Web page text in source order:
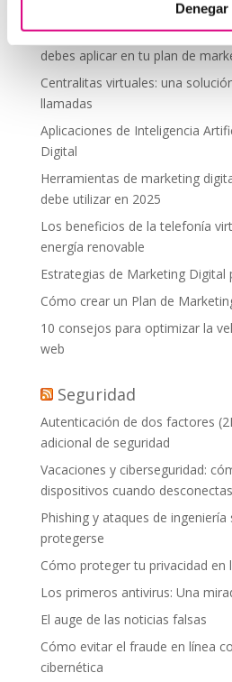
Denegar
Tendencias actuales en
debes aplicar en tu plan de
Centralitas virtuales: una
llamadas
Aplicaciones de Inteligencia
Digital
Herramientas de marketing
debe utilizar en 2025
Los beneficios de la telefonía
energía renovable
Estrategias de Marketing Digital
Cómo crear un Plan de
10 consejos para optimizar la
web
Seguridad
Autenticación de dos factores
adicional de seguridad
Vacaciones y ciberseguridad:
dispositivos cuando desconectas
Phishing y ataques de
protegerse
Cómo proteger tu privacidad en
Los primeros antivirus: Una
El auge de las noticias falsas
Cómo evitar el fraude en línea
cibernética